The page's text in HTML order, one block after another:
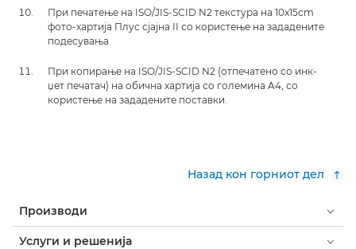
При печатење на ISO/JIS-SCID N2 текстура на 10x15cm
фото-хартија Плус сјајна II со користење на зададените
подесувања.
При копирање на ISO/JIS-SCID N2 (отпечатено со инк-
џет печатач) на обична хартија со големина A4, со
користење на зададените поставки.
Назад кон горниот дел
Производи
Услуги и решенија